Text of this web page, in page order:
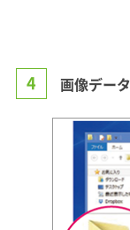
4 画像デー